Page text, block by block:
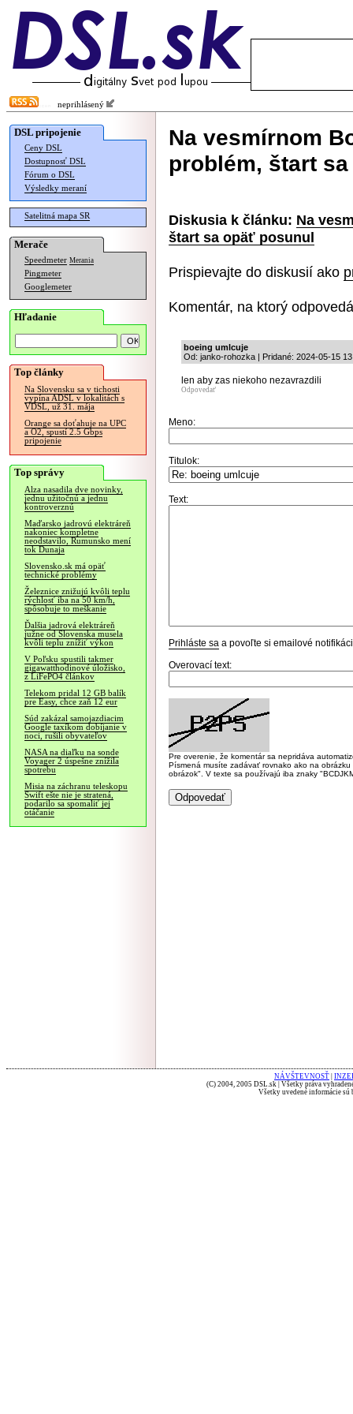
neprihlásený
DSL pripojenie
Ceny DSL
Dostupnosť DSL
Fórum o DSL
Výsledky meraní
Satelitná mapa SR
Merače
Speedmeter Merania
Pingmeter
Googlemeter
Hľadanie
Top články
Na Slovensku sa v tichosti
vypína ADSL v lokalitách s
VDSL, už 31. mája
Orange sa doťahuje na UPC
a O2, spustí 2.5 Gbps
pripojenie
Top správy
Alza nasadila dve novinky,
jednu užitočnú a jednu
kontroverznú
Maďarsko jadrovú elektráreň
nakoniec kompletne
neodstavilo, Rumunsko mení
tok Dunaja
Slovensko.sk má opäť
technické problémy
Železnice znižujú kvôli teplu
rýchlosť iba na 50 km/h,
spôsobuje to meškanie
Ďalšia jadrová elektráreň
južne od Slovenska musela
kvôli teplu znížiť výkon
V Poľsku spustili takmer
gigawatthodinové úložisko,
z LiFePO4 článkov
Telekom pridal 12 GB balík
pre Easy, chce zaň 12 eur
Súd zakázal samojazdiacim
Google taxíkom dobíjanie v
noci, rušili obyvateľov
NASA na diaľku na sonde
Voyager 2 úspešne znížila
spotrebu
Misia na záchranu teleskopu
Swift ešte nie je stratená,
podarilo sa spomaliť jej
otáčanie
Na vesmírnom
problém, štart
Diskusia k článku: Na
štart sa opäť posunul
Prispievajte do diskusií ako
Komentár, na ktorý
boeing umlcuje
Od: janko-rohozka | Pridané: 2024-05-15
len aby zas niekoho nezavrazdili
Odpovedať
Meno:
Titulok:
Text:
Prihláste sa a povoľte si emailové
Overovací text:
Pre overenie, že komentár sa nepridáva
Písmená musíte zadávať rovnako ako na
obrázok". V texte sa používajú iba znaky
NÁVŠTEVNOSŤ
(C) 2004, 2005 DSL.sk | Všetky práva
Všetky uvedené informácie sú